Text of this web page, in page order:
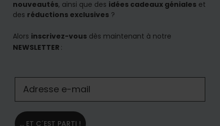
nouveautés, ainsi que des idées cadeaux géniales et
des réductions exclusives ?
Alors inscrivez-vous dès maintenant à notre
NEWSLETTER :
... ET C´EST PARTI !